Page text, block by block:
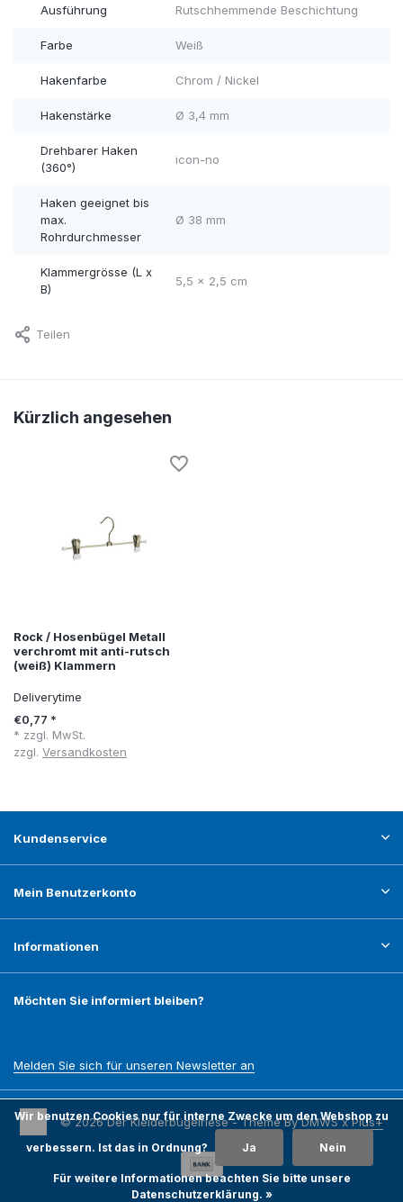
Ausführung Rutschhemmende Beschichtung
Farbe Weiß
Hakenfarbe Chrom / Nickel
Hakenstärke Ø 3,4 mm
Drehbarer Haken
(360°)
icon-no
Haken geeignet bis
max.
Rohrdurchmesser
Ø 38 mm
Klammergrösse (L x
B)
5,5 x 2,5 cm
Teilen
Kürzlich angesehen
Rock / Hosenbügel Metall
verchromt mit anti-rutsch
(weiß) Klammern
Deliverytime
€0,77 *
* zzgl. MwSt.
zzgl. Versandkosten
Kundenservice
Mein Benutzerkonto
Informationen
Möchten Sie informiert bleiben?
Melden Sie sich für unseren Newsletter an
© 2026 Der Kleiderbügelriese - Theme ByDMWSxPlus+
Wir benutzen Cookies nur für interne Zwecke um den Webshop zu
verbessern. Ist das in Ordnung? Ja Nein
Für weitere Informationen beachten Sie bitte unsere
Datenschutzerklärung. »